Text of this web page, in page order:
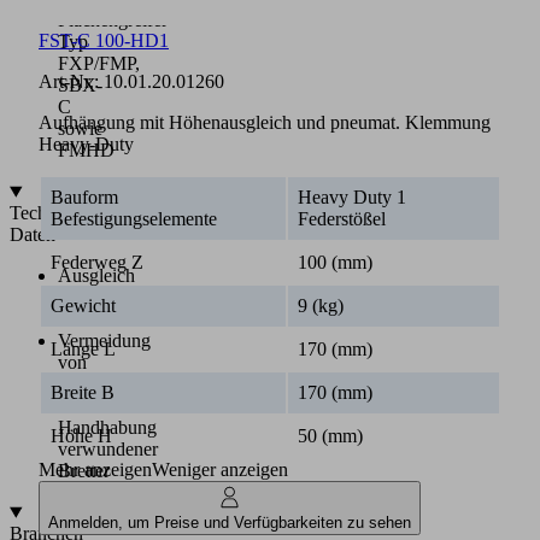
Flächengreifer
Typ
FXP/FMP,
SBX-
C
sowie
FMHD
Technische
Daten
Ausgleich
von
Vermeidung
von
Abschäleffekten
Handhabung
verwundener
Bretter
Branchen
FST-C 100-HD1
Art-Nr.: 10.01.20.01260
Aufhängung mit Höhenausgleich und pneumat. Klemmung
Heavy-Duty
Bauform
Befestigungselemente
Heavy Duty 1
Federstößel
Federweg Z 100 (mm)
Gewicht 9 (kg)
Länge L 170 (mm)
Breite B 170 (mm)
Höhe H
50 (mm)
Mehr anzeigenWeniger anzeigen
Anmelden, um Preise und Verfügbarkeiten zu sehen